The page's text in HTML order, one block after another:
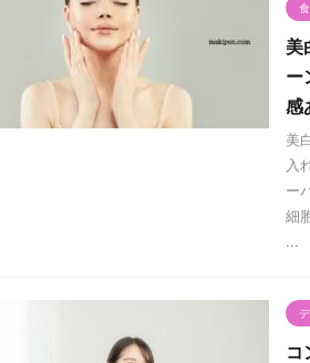
美
ー
感
美
入
ー
細
...
コ